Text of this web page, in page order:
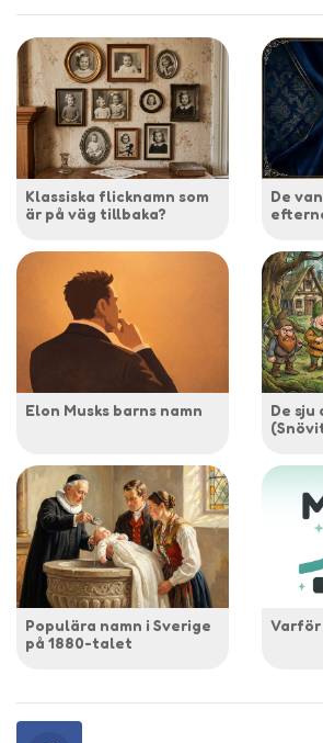
Klassiska flicknamn som
är på väg tillbaka?
De
Elon Musks barns namn
De sju
Populära namn i Sverige
på 1880-talet
Varför